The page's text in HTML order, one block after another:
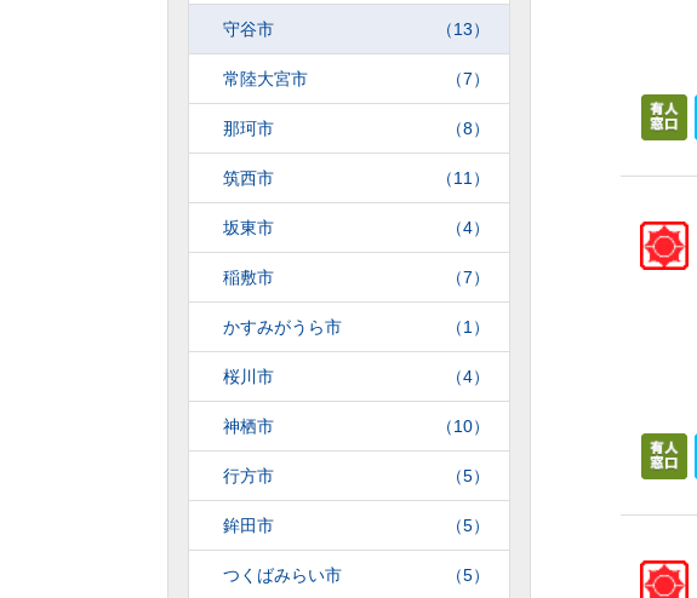
守谷市 （13）
常陸大宮市 （7）
那珂市 （8）
筑西市 （11）
坂東市 （4）
稲敷市 （7）
かすみがうら市 （1）
桜川市 （4）
神栖市 （10）
行方市 （5）
鉾田市 （5）
つくばみらい市 （5）